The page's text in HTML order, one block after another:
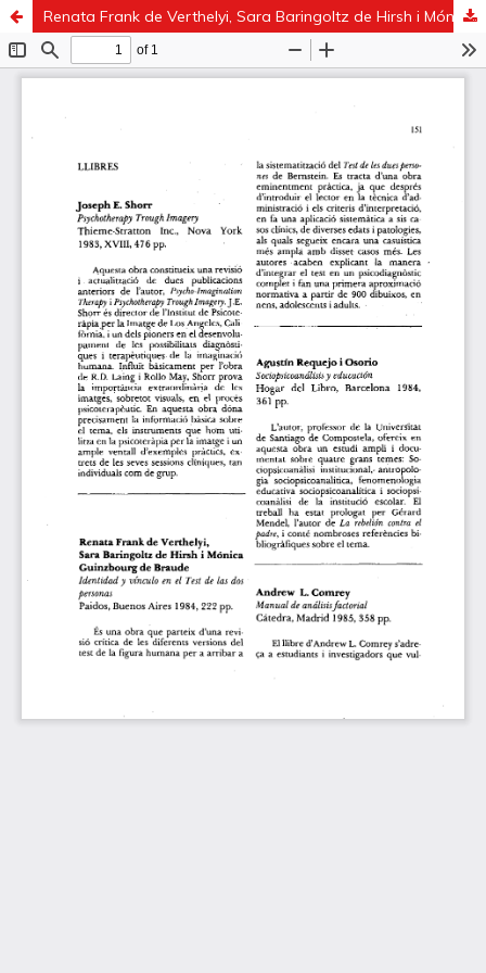
Renata Frank de Verthelyi, Sara Baringoltz de Hirsh i Mónica Guinzbourg de Braude. Identidad y vínculo en el test de las dos personas. Paidós, Buenos Aires 1984, 222 pp.